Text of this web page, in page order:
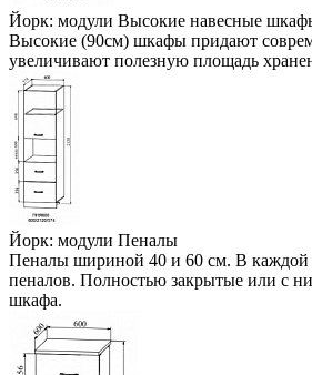
Йорк: модули Высокие навесные
Высокие (90см) шкафы придают
увеличивают полезную площадь
Йорк: модули Пеналы
Пеналы шириной 40 и 60 см. В каждой
пеналов. Полностью закрытые или с
шкафа.